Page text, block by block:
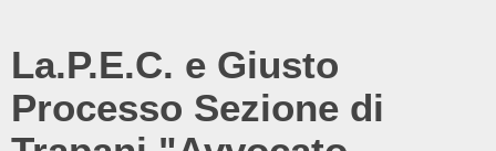
La.P.E.C. e Giusto
Processo Sezione di